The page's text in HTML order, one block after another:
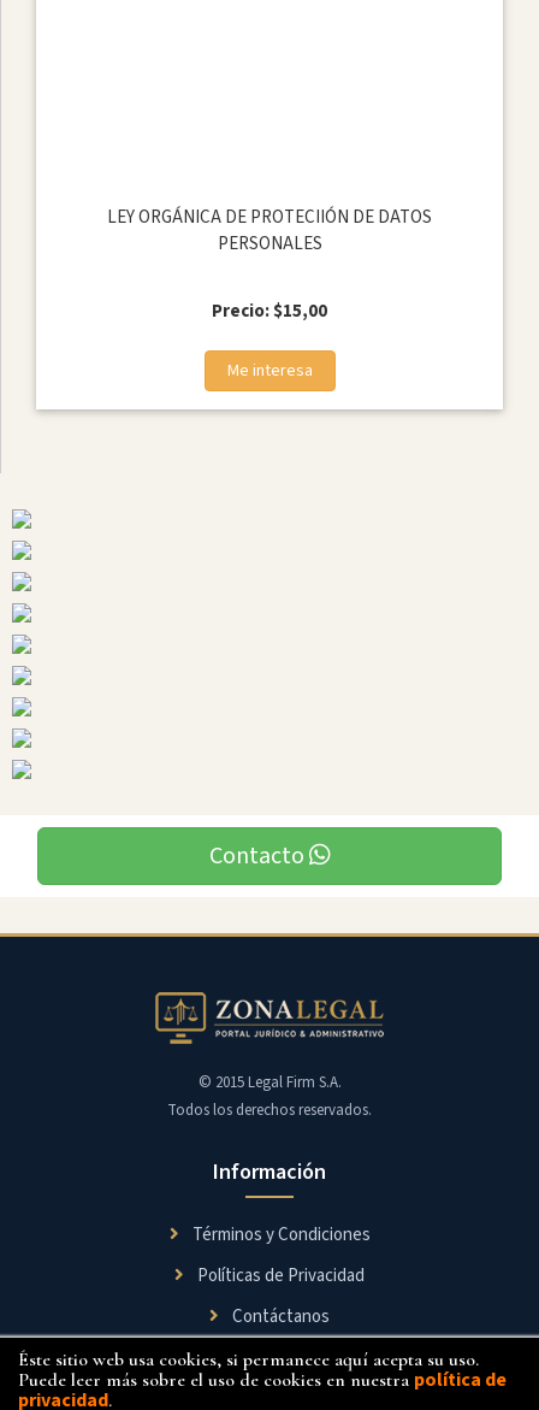
LEY ORGÁNICA DE PROTECIIÓN DE DATOS
PERSONALES
Precio: $15,00
Me interesa
Éste sitio web usa cookies, si permanece aquí acepta su uso.
Puede leer más sobre el uso de cookies en nuestra política de
privacidad.
Contacto
© 2015 Legal Firm S.A.
Todos los derechos reservados.
Información
Términos y Condiciones
Políticas de Privacidad
Contáctanos
Síguenos